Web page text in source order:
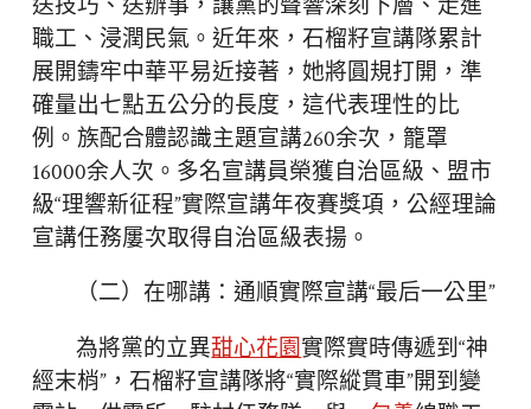
送技巧、送辦事，讓黨的聲響深刻下層、走進
職工、浸潤民氣。近年來，石榴籽宣講隊累計
展開鑄牢中華平易近接著，她將圓規打開，準
確量出七點五公分的長度，這代表理性的比
例。族配合體認識主題宣講260余次，籠罩
16000余人次。多名宣講員榮獲自治區級、盟市
級“理響新征程”實際宣講年夜賽獎項，公經理論
宣講任務屢次取得自治區級表揚。
（二）在哪講：通順實際宣講“最后一公里”
為將黨的立異甜心花園實際實時傳遞到“神
經末梢”，石榴籽宣講隊將“實際縱貫車”開到變